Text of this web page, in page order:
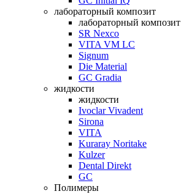
лабораторный композит
лабораторный композит
SR Nexco
VITA VM LC
Signum
Die Material
GC Gradia
жидкости
жидкости
Ivoclar Vivadent
Sirona
VITA
Kuraray Noritake
Kulzer
Dental Direkt
GC
Полимеры